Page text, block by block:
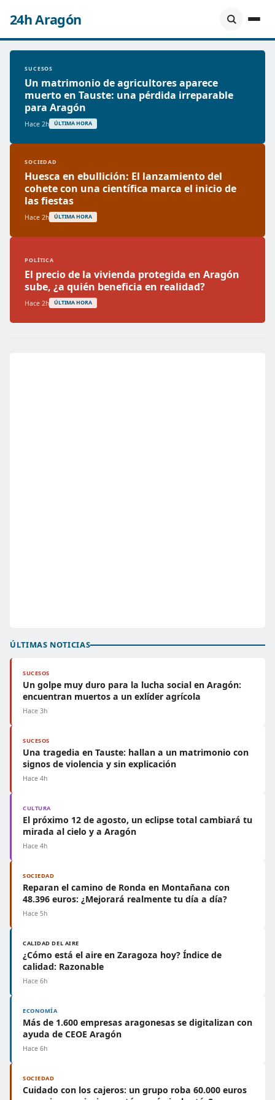
24h Aragón
SUCESOS
Un matrimonio de agricultores aparece
muerto en Tauste: una pérdida irreparable
para Aragón
Hace 2h ÚLTIMA HORA
SOCIEDAD
Huesca en ebullición: El lanzamiento del
cohete con una científica marca el inicio de
las fiestas
Hace 2h ÚLTIMA HORA
POLÍTICA
El precio de la vivienda protegida en Aragón
sube, ¿a quién beneficia en realidad?
Hace 2h ÚLTIMA HORA
ÚLTIMAS NOTICIAS
SUCESOS
Un golpe muy duro para la lucha social en Aragón:
encuentran muertos a un exlíder agrícola
Hace 3h
SUCESOS
Una tragedia en Tauste: hallan a un matrimonio con
signos de violencia y sin explicación
Hace 4h
CULTURA
El próximo 12 de agosto, un eclipse total cambiará tu
mirada al cielo y a Aragón
Hace 4h
SOCIEDAD
Reparan el camino de Ronda en Montañana con
48.396 euros: ¿Mejorará realmente tu día a día?
Hace 5h
CALIDAD DEL AIRE
¿Cómo está el aire en Zaragoza hoy? Índice de
calidad: Razonable
Hace 6h
ECONOMÍA
Más de 1.600 empresas aragonesas se digitalizan con
ayuda de CEOE Aragón
Hace 6h
SOCIEDAD
Cuidado con los cajeros: un grupo roba 60.000 euros